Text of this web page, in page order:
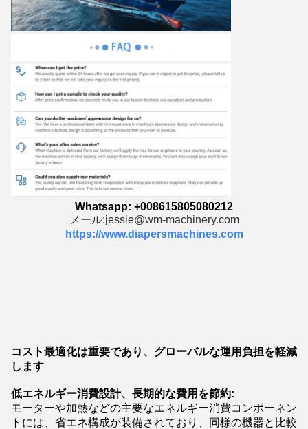
Whatsapp: +008615805080212
メール:jessie@wm-machinery.com
https://www.diapersmachines.com
コスト最適化は重要であり、グローバルな運用負担を軽減
します
低エネルギー消費設計、長期的な費用を節約:
モーターや加熱などの主要なエネルギー消費コンポーネン
トには、省エネ構成が装備されており、同様の機器と比較